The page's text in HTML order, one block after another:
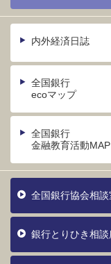
内外経済日誌
全国銀行
ecoマップ
全国銀行
金融教育活動MAP
全国銀行協会相談
銀行とりひき相談